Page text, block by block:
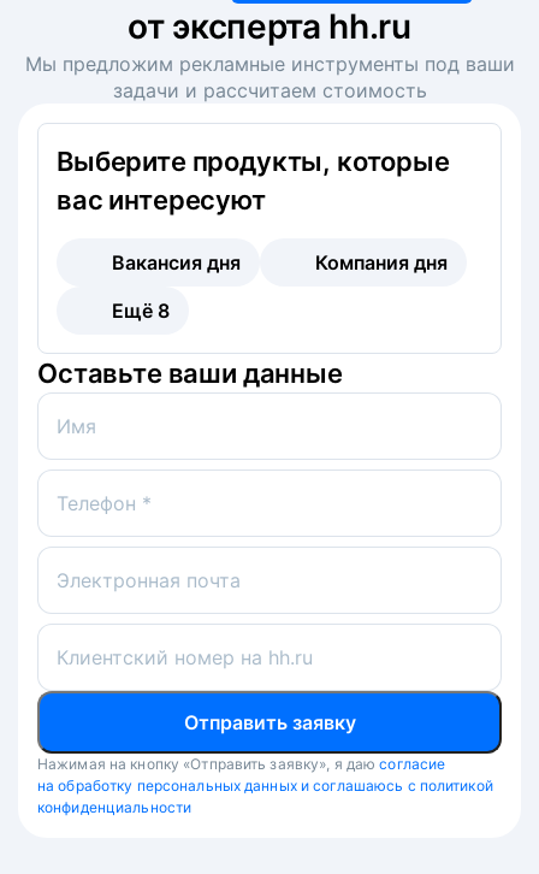
от эксперта hh.ru
Мы предложим рекламные инструменты под ваши
задачи и рассчитаем стоимость
Выберите продукты, которые
вас интересуют
Вакансия дня
Компания дня
Ещё 8
Оставьте ваши данные
Имя
Телефон *
Электронная почта
Клиентский номер на hh.ru
Отправить заявку
Нажимая на кнопку «Отправить заявку», я даю согласие
на обработку персональных данных и соглашаюсь с политикой
конфиденциальности